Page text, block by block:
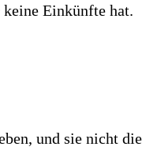
Einkünfte hat.
und sie nicht die